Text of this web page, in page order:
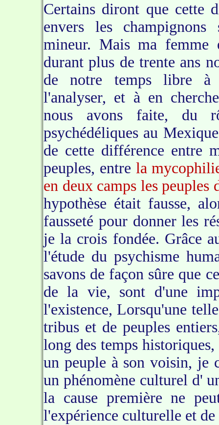
Certains diront que cette
envers les
mineur. Mais ma femme
durant plus de trente ans
de notre temps libre à
l'analyser, et à en
nous avons faite, du
psychédéliques au
de cette différence entre
peuples, entre la
en deux camps les
hypothèse était fausse,
fausseté pour donner les
je la crois fondée. Grâce
l'étude du psychisme
savons de façon sûre que
de la vie, sont d'une
l'existence, Lorsqu'une
tribus et de peuples
long des temps
un peuple à son voisin, je
un phénomène culturel d'
la cause première ne
l'expérience culturelle et